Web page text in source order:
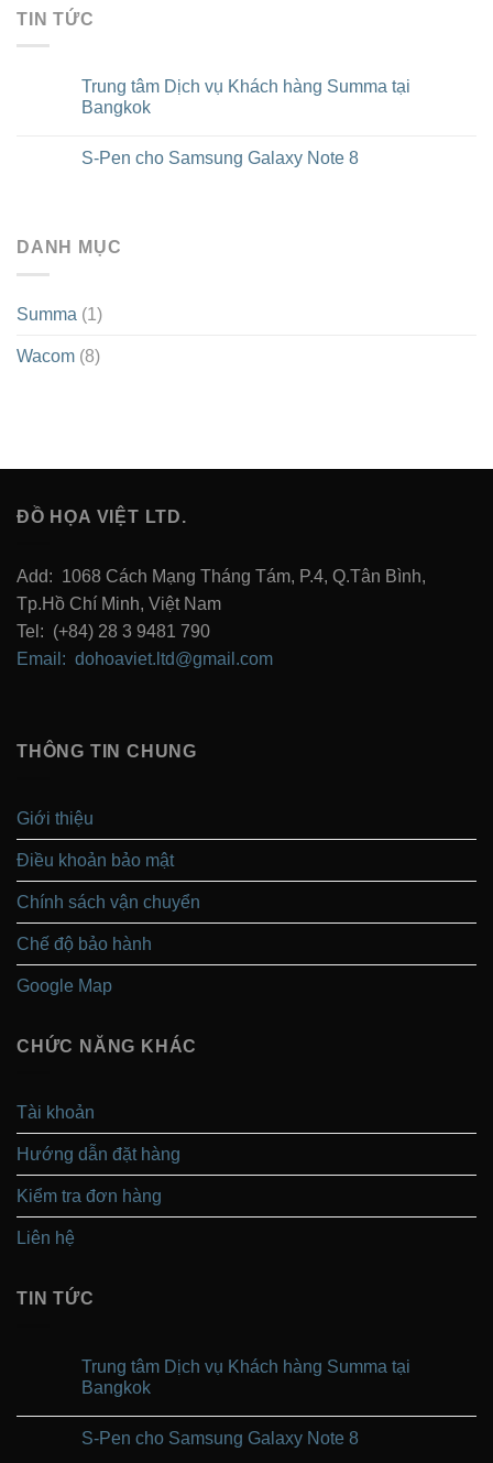
TIN TỨC
Trung tâm Dịch vụ Khách hàng Summa tại
Bangkok
bình
vụ
Khách
Bangkok
S-Pen cho Samsung Galaxy Note 8
S-
Galaxy
Note
DANH MỤC
Summa (1)
Wacom (8)
ĐỒ HỌA VIỆT LTD.
Add: 1068 Cách Mạng Tháng Tám, P.4, Q.Tân Bình,
Tp.Hồ Chí Minh, Việt Nam
Tel: (+84) 28 3 9481 790
Email: dohoaviet.ltd@gmail.com
THÔNG TIN CHUNG
Giới thiệu
Điều khoản bảo mật
Chính sách vận chuyển
Chế độ bảo hành
Google Map
CHỨC NĂNG KHÁC
Tài khoản
Hướng dẫn đặt hàng
Kiểm tra đơn hàng
Liên hệ
TIN TỨC
Trung tâm Dịch vụ Khách hàng Summa tại
Bangkok
bình
S-Pen cho Samsung Galaxy Note 8